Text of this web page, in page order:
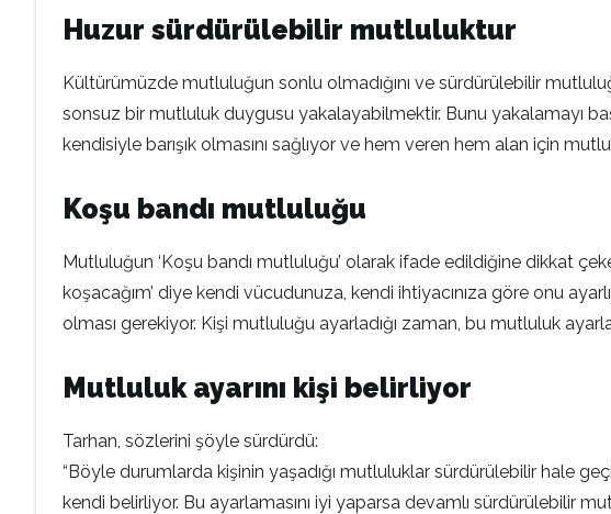
Huzur sürdürülebilir mutluluktur
Kültürümüzde mutluluğun sonlu olmadığını ve sürdürülebilir
sonsuz bir mutluluk duygusu yakalayabilmektir. Bunu yakalamayı
kendisiyle barışık olmasını sağlıyor ve hem veren hem alan için
Koşu bandı mutluluğu
Mutluluğun ‘Koşu bandı mutluluğu’ olarak ifade edildiğine dikkat
koşacağım’ diye kendi vücudunuza, kendi ihtiyacınıza göre onu
olması gerekiyor. Kişi mutluluğu ayarladığı zaman, bu mutluluk
Mutluluk ayarını kişi belirliyor
Tarhan, sözlerini şöyle sürdürdü:
“Böyle durumlarda kişinin yaşadığı mutluluklar sürdürülebilir hale
kendi belirliyor. Bu ayarlamasını iyi yaparsa devamlı sürdürülebilir